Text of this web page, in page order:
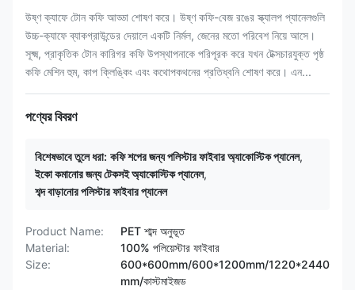
উষ্ণ ক্যাফে টোন কফি আড্ডা শোষণ করে। উষ্ণ কফি-বেজ রঙের স্ক্যালপ প্যানেলগুলি
উচ্চ-ক্যাফে ব্যাকগ্রাউন্ডের দেয়ালে একটি নির্মল, জেনের মতো পরিবেশ নিয়ে আসে।
সূক্ষ্ম, প্রাকৃতিক টোন কারিগর কফি উপস্থাপনাকে পরিপূরক করে যখন টেক্সচারযুক্ত পৃষ্ঠ
কফি মেশিন হুম, কাপ ক্লিঙ্কিং এবং কথোপকথনের প্রতিধ্বনি শোষণ করে। এন...
পণ্যের বিবরণ
বিশেষভাবে তুলে ধরা: কফি শপের জন্য পলিস্টার ফাইবার অ্যাকোস্টিক প্যানেল,
ইকো কমানোর জন্য টেকসই অ্যাকোস্টিক প্যানেল,
শব্দ বাড়ানোর পলিস্টার ফাইবার প্যানেল
Product Name:
PET শাব্দ অনুভূত
Material:
100% পলিয়েস্টার ফাইবার
Size:
600*600mm/600*1200mm/1220*2440
mm/কাস্টমাইজড